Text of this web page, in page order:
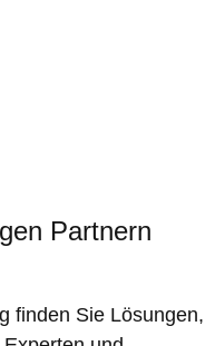
Partnern
finden Sie Lösungen,